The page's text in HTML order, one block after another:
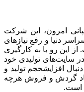
امرون، این شرکت
دنیا و رفع نیازهای
این رو با به کارگیری
سایت‌های تولیدی خود
افزایشحجم تولید و
گردش و فروش هرچه
است.